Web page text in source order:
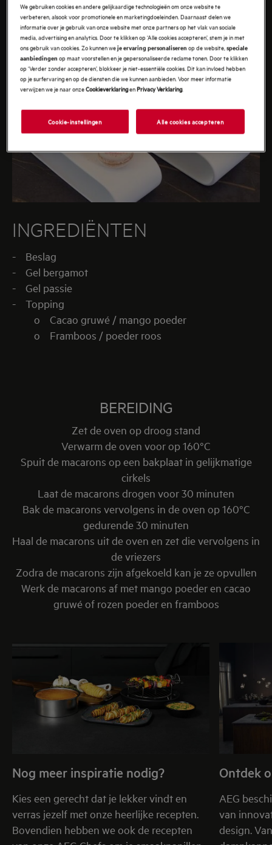
INGREDIËNTEN
- Beslag
- Gel bergamot
- Gel passie
- Topping
o Cacao gruwé / mango poeder
o Framboos / poeder roos
BEREIDING
Zet de oven op droog stand
Verwarm de oven voor op 160°C
Spuit de macarons op een bakplaat in gelijkmatige
cirkels
Laat de macarons drogen voor 30 minuten
Bak de macarons vervolgens in de oven op 160°C
gedurende 30 minuten
Haal de macarons uit de oven en zet die vervolgens in
de vriezers
Zodra de macarons zijn afgekoeld kan je ze opvullen
Werk de macarons af met mango poeder en cacao
gruwé of rozen poeder en framboos
Nog meer inspiratie nodig?
Kies een gerecht dat je lekker vindt en
verras jezelf met onze heerlijke recepten.
Bovendien hebben we ook de recepten
Ontdek
AEG
van
design.
We gebruiken cookies en andere gelijkaardige technologieën om onze website te
verbeteren, alsook voor promotionele en marketingdoeleinden. Daarnaast delen we
informatie over je gebruik van onze website met onze partners op het vlak van sociale
media, advertising en analytics. Door te klikken op ‘Alle cookies accepteren’, stem je in met
ons gebruik van cookies. Zo kunnen weje ervaring personaliseren op de website,speciale
aanbiedingen op maat voorstellen en je gepersonaliseerde reclame tonen. Door te klikken
op ‘Verder zonder accepteren’, blokkeer je niet-essentiële cookies. Dit kan invloed hebben
op je surfervaring en op de diensten die we kunnen aanbieden. Voor meer informatie
verwijzen we je naar onzeCookieverklaringenPrivacy Verklaring.
Cookie-instellingen Alle cookies accepteren